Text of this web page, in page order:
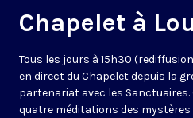
Chapelet à
Tous les jours à 15h30
en direct du Chapelet depuis la
partenariat avec les Sanctuaires.
quatre méditations des mystères